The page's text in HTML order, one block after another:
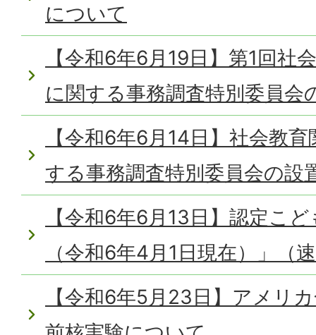
について
【令和6年6月19日】第1回社
に関する事務調査特別委員会
【令和6年6月14日】社会教
する事務調査特別委員会の設
【令和6年6月13日】認定こ
（令和6年4月1日現在）」（
【令和6年5月23日】アメリ